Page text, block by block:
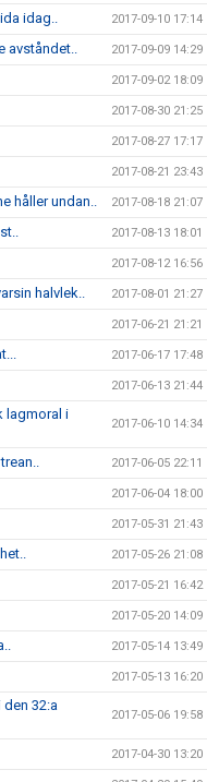
idag.. 2017-09-10 17:14
avståndet.. 2017-09-09 14:29
2017-09-02 18:09
2017-08-30 21:25
2017-08-27 17:17
2017-08-21 23:43
håller undan.. 2017-08-18 21:07
2017-08-13 18:01
2017-08-12 16:56
halvlek.. 2017-08-01 21:27
2017-06-21 21:21
2017-06-17 17:48
2017-06-13 21:44
lagmoral i
2017-06-10 14:34
2017-06-05 22:11
2017-06-04 18:00
2017-05-31 21:43
2017-05-26 21:08
2017-05-21 16:42
2017-05-20 14:09
2017-05-14 13:49
2017-05-13 16:20
32:a
2017-05-06 19:58
2017-04-30 13:20